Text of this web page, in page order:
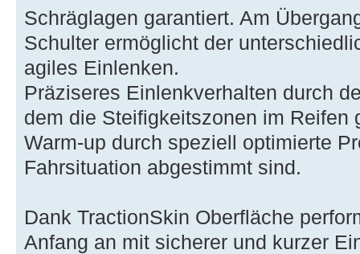
Schräglagen garantiert. Am
Schulter ermöglicht der
agiles Einlenken.
Präziseres Einlenkverhalten durch
dem die Steifigkeitszonen im Reifen
Warm-up durch speziell optimierte
Fahrsituation abgestimmt sind.
Dank TractionSkin Oberfläche
Anfang an mit sicherer und kurzer